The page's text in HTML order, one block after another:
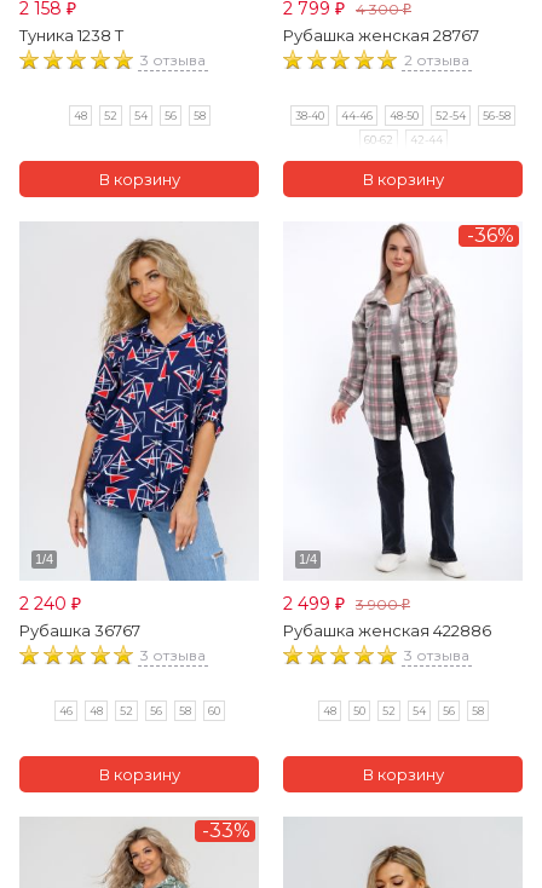
2 158 ₽
Туника 1238 Т
3 отзыва
48 52 54 56 58
2 799 ₽ 4 300₽
Рубашка женская 28767
2 отзыва
38-40 44-46 48-50 52-54
56-58
60-62
42-44
2 240 ₽
Рубашка 36767
3 отзыва
46 48 52 56 58 60
-36%
2 499 ₽ 3 900₽
Рубашка женская 422886
3 отзыва
48 50 52 54 56 58
-33%